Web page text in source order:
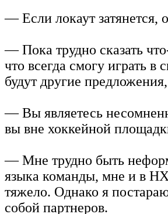
— Если локаут затянется,
— Пока трудно сказать
что всегда смогу играть в
будут другие
— Вы являетесь
вы вне хоккейной
— Мне трудно быть
языка команды, мне и в
тяжело. Однако я
собой партнеров.